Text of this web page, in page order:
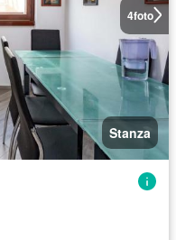
4foto
Stanza